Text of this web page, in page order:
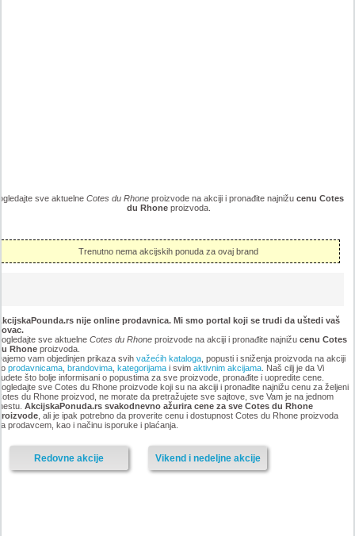
sve aktuelneCotes du Rhone proizvode na akciji i pronađite najnižucenu Cotes
du Rhoneproizvoda.
Trenutno nema akcijskih ponuda za ovaj brand
nije online prodavnica. Mi smo portal koji se trudi da uštedi vaš
sve aktuelne Cotes du Rhoneproizvode na akciji i pronađite najnižu cenu Cotes
Rhoneproizvoda.
vam objedinjen prikaza svih važećih kataloga, popusti i sniženja proizvoda na akciji
prodavnicama, brandovima, kategorijamai svim aktivnim akcijama. Naš cilj je da Vi
što bolje informisani o popustima za sve proizvode, pronađite i uopredite cene.
sve Cotes du Rhone proizvode koji su na akciji i pronađite najnižu cenu za željeni
du Rhone proizvod, ne morate da pretražujete sve sajtove, sve Vam je na jednom
AkcijskaPonuda.rs svakodnevno ažurira cene za sve Cotes du Rhone
, ali je ipak potrebno da proverite cenu i dostupnost Cotes du Rhone proizvoda
prodavcem, kao i načinu isporuke i plaćanja.
Vikend i nedeljne akcije
Redovne akcije